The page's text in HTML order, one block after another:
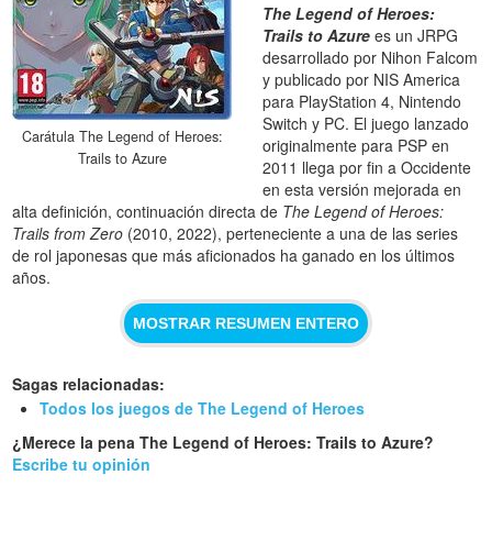
Carátula The Legend of Heroes:
Trails to Azure
The Legend of Heroes:
Trails to Azure es un JRPG
desarrollado por Nihon Falcom
y publicado por NIS America
para PlayStation 4, Nintendo
Switch y PC. El juego lanzado
originalmente para PSP en
2011 llega por fin a Occidente
en esta versión mejorada en
alta definición, continuación directa de The Legend of Heroes:
Trails from Zero (2010, 2022), perteneciente a una de las series
de rol japonesas que más aficionados ha ganado en los últimos
años.
MOSTRAR RESUMEN ENTERO
Sagas relacionadas:
Todos los juegos de The Legend of Heroes
¿Merece la pena The Legend of Heroes: Trails to Azure?
Escribe tu opinión